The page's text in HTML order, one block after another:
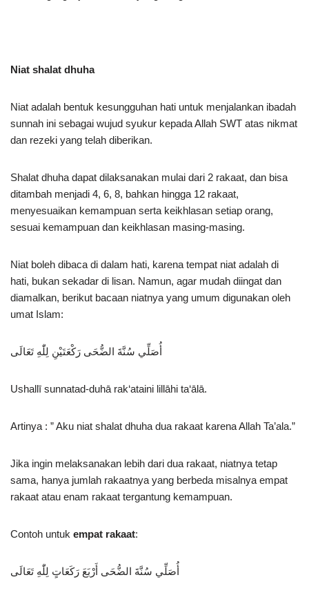
Niat shalat dhuha
Niat adalah bentuk kesungguhan hati untuk menjalankan ibadah
sunnah ini sebagai wujud syukur kepada Allah SWT atas nikmat
dan rezeki yang telah diberikan.
Shalat dhuha dapat dilaksanakan mulai dari 2 rakaat, dan bisa
ditambah menjadi 4, 6, 8, bahkan hingga 12 rakaat,
menyesuaikan kemampuan serta keikhlasan setiap orang,
sesuai kemampuan dan keikhlasan masing-masing.
Niat boleh dibaca di dalam hati, karena tempat niat adalah di
hati, bukan sekadar di lisan. Namun, agar mudah diingat dan
diamalkan, berikut bacaan niatnya yang umum digunakan oleh
umat Islam:
أُصَلِّي سُنَّةَ الضُّحَى رَكْعَتَيْنِ لِلّٰهِ تَعَالَى
Ushallī sunnatad-duhā rak‘ataini lillāhi ta‘ālā.
Artinya : ” Aku niat shalat dhuha dua rakaat karena Allah Ta’ala.”
Jika ingin melaksanakan lebih dari dua rakaat, niatnya tetap
sama, hanya jumlah rakaatnya yang berbeda misalnya empat
rakaat atau enam rakaat tergantung kemampuan.
Contoh untuk empat rakaat:
أُصَلِّي سُنَّةَ الضُّحَى أَرْبَعَ رَكَعَاتٍ لِلّٰهِ تَعَالَى